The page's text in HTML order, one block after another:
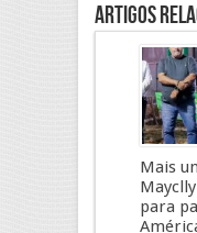
Artigos
Mais
para